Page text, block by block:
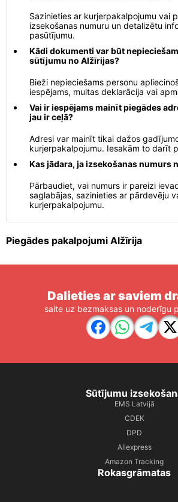
Sazinieties ar kurjerpakalpojumu vai
izsekošanas numuru un detalizētu
pasūtījumu.
Kādi dokumenti var būt
sūtījumu no Alžīrijas?
Bieži nepieciešams personu
iespējams, muitas deklarācija vai
Vai ir iespējams mainīt piegādes
jau ir ceļā?
Adresi var mainīt tikai dažos
kurjerpakalpojumu. Iesakām to darīt
Kas jādara, ja izsekošanas numurs
Pārbaudiet, vai numurs ir pareizi
saglabājas, sazinieties ar pārdevēju
kurjerpakalpojumu.
Piegādes pakalpojumi Alžīrija
Dalieties ar saviem
saite uz bezmaksas un noderīgu
Sūtījumu
EMS Latvijā
CDEK
DPD
Aliexpress
Amazon Tracking
Rokasgrāmatas